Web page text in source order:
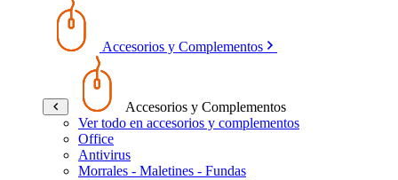
Accesorios y Complementos
Accesorios y Complementos
Ver todo en accesorios y complementos
Office
Antivirus
Morrales - Maletines - Fundas